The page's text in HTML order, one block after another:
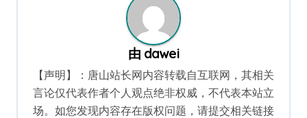
由 dawei
【声明】：唐山站长网内容转载自互联网，其相关
言论仅代表作者个人观点绝非权威，不代表本站立
场。如您发现内容存在版权问题，请提交相关链接